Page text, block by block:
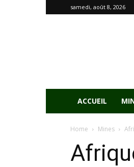
samedi, août 8, 2026
ACCUEIL
Home Mines